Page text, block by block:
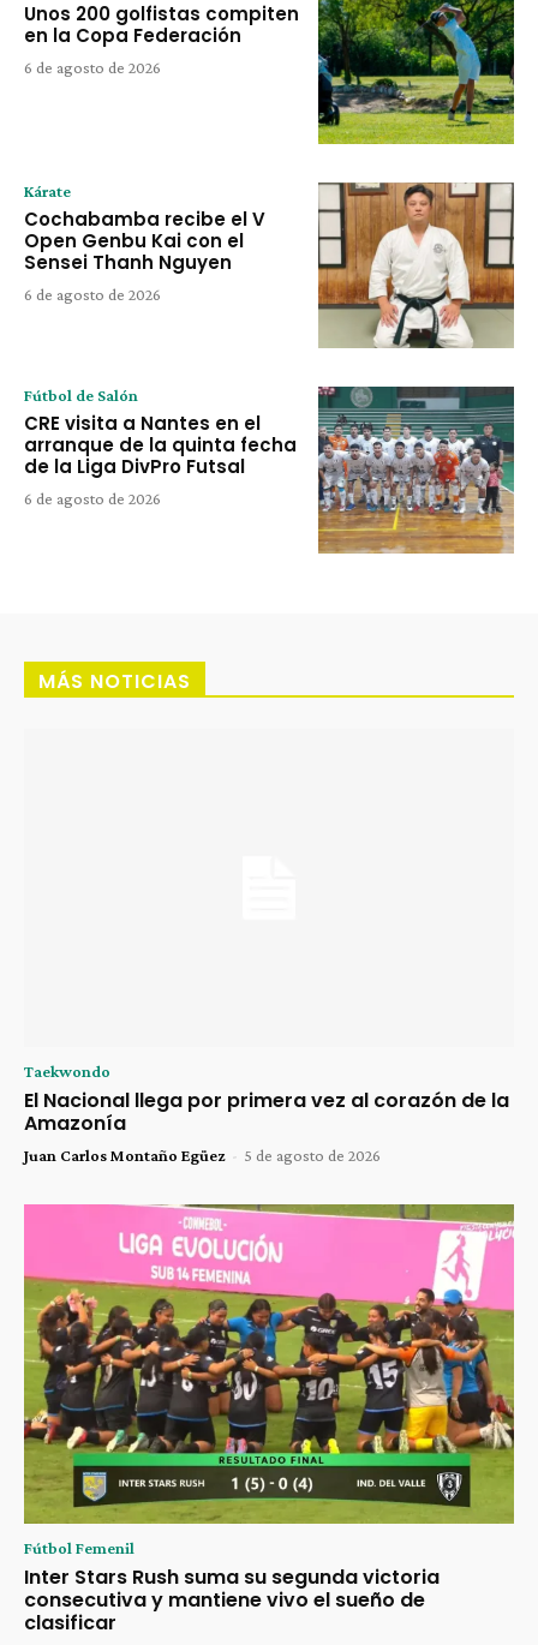
Unos 200 golfistas compiten
en la Copa Federación
6 de agosto de 2026
Kárate
Cochabamba recibe el V
Open Genbu Kai con el
Sensei Thanh Nguyen
6 de agosto de 2026
Fútbol de Salón
CRE visita a Nantes en el
arranque de la quinta fecha
de la Liga DivPro Futsal
6 de agosto de 2026
MÁS NOTICIAS
Taekwondo
El Nacional llega por primera vez al corazón de la
Amazonía
Juan Carlos Montaño Egüez - 5 de agosto de 2026
Fútbol Femenil
Inter Stars Rush suma su segunda victoria
consecutiva y mantiene vivo el sueño de
clasificar